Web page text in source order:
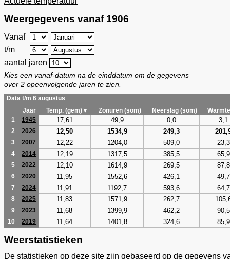
Weergegevens vanaf 1906
Vanaf
t/m
aantal jaren
Kies een vanaf-datum na de einddatum om de gegevens
over 2 opeenvolgende jaren te zien.
Data t/m 6 augustus
Jaar
Temp. (gem)▼ Zonuren (som) Neerslag (som)
1
1945 17,61 49,9 0,0 3,1
2 2026 12,50 1534,9 249,3
3 2007 12,22 1204,0 509,0 23,3
4 2014 12,19 1317,5 385,5 65,9
5 2022 12,10 1614,9 269,5 87,8
6 2020 11,95 1552,6 426,1 49,7
7 2024 11,91 1192,7 593,6 64,7
8 2025 11,83 1571,9 262,7
9 2023 11,68 1399,9 462,2 90,5
10 2019 11,64 1401,8 324,6 85,9
Weerstatistieken
De statistieken op deze site zijn gebaseerd op de gegevens